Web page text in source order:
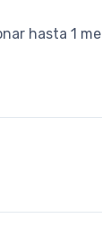
hasta 1